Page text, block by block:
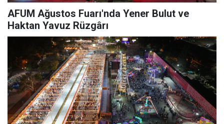
AFUM Ağustos Fuarı'nda Yener Bulut ve
Haktan Yavuz Rüzgârı